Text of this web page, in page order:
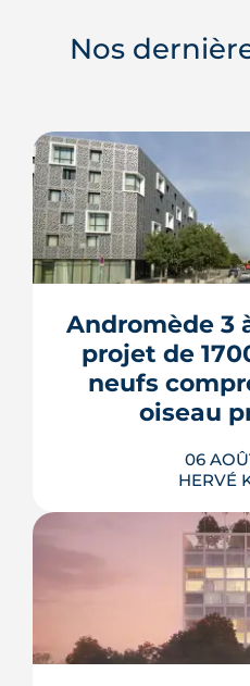
Nos
Andromède 3
projet de
neufs
oiseau
06
HERVÉ
La troisième et
l'écoquartier
près de 1 700